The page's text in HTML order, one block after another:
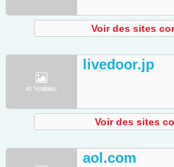
Voir des sites
livedoor.jp
Voir des sites
aol.com